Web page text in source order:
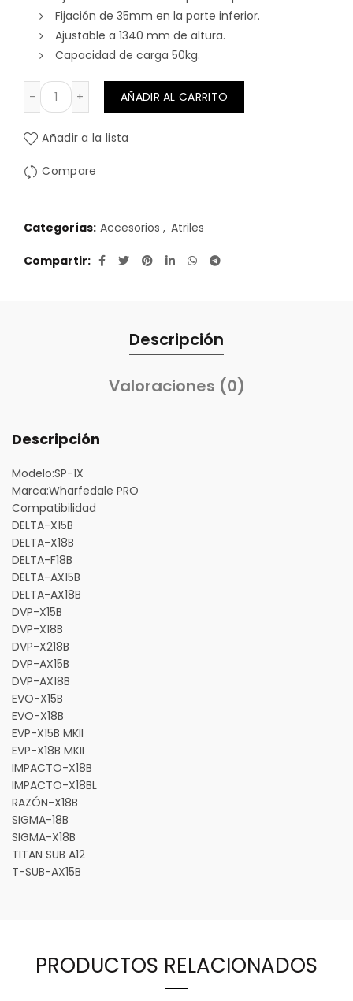
Fijación de 35mm en la parte inferior.
Ajustable a 1340 mm de altura.
Capacidad de carga 50kg.
ATRIL TIPO BARRA SOPORTE PARLANTE AEREO Y
AÑADIR AL CARRITO
Añadir a la lista
Compare
Categorías: Accesorios , Atriles
Compartir
Descripción
Valoraciones (0)
Descripción
Modelo:SP-1X
Marca:Wharfedale PRO
Compatibilidad
DELTA-X15B
DELTA-X18B
DELTA-F18B
DELTA-AX15B
DELTA-AX18B
DVP-X15B
DVP-X18B
DVP-X218B
DVP-AX15B
DVP-AX18B
EVO-X15B
EVO-X18B
EVP-X15B MKII
EVP-X18B MKII
IMPACTO-X18B
IMPACTO-X18BL
RAZÓN-X18B
SIGMA-18B
SIGMA-X18B
TITAN SUB A12
T-SUB-AX15B
PRODUCTOS RELACIONADOS